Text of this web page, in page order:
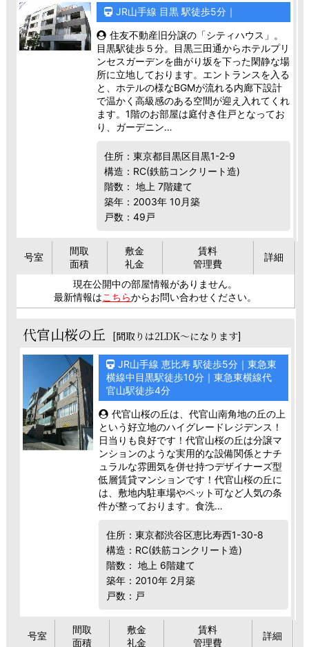
JR山手線 目黒 駅徒歩5分｜
住友不動産旧分譲の「シティハウス」。
目黒駅徒歩５分。目黒三田通からホテルプリ
ンセスガーデンを曲がり坂を下った閑静な場
所に立地しております。エントランスを入る
と、ホテルの様なBGMが流れる内廊下設計
で温かく高級感のある空間が迎え入れてくれ
ます。1階のお部屋は庭付き住戸となってお
り、ガーデニン…
住所：東京都目黒区目黒1-2-9
構造：RC(鉄筋コンクリート造)
階数： 地上 7階建て
築年：2003年 10月築
戸数：49戸
号室
間取
面積
敷金
礼金
賃料
管理費
詳細
現在公開中の部屋情報がありません。
最新情報はこちらからお問い合わせください。
代官山桜の丘 [間取りは2LDK～になります]
JR山手線 恵比寿 駅徒歩5分｜東急東
横線中目黒駅徒歩10分｜東急東横線代
官山駅徒歩4分
代官山桜の丘は、代官山南角地の丘の上
という好立地のハイグレードレジデンス！
日当りも良好です！代官山桜の丘は分譲マ
ンションのような実用的な設備関係とナチ
ュラルな雰囲気を併せ持つデザイナーズ型
低層賃貸マンションです！代官山桜の丘に
は、敷地内駐車場やペット可など人気の条
件が整っております。食洗…
住所：東京都渋谷区恵比寿西1-30-8
構造：RC(鉄筋コンクリート造)
階数： 地上 6階建て
築年：2010年 2月築
戸数：戸
号室
間取
面積
敷金
礼金
賃料
管理費
詳細